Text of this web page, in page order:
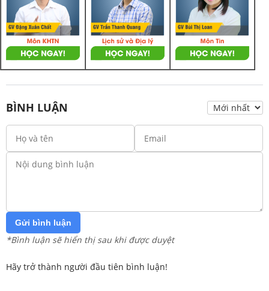
BÌNH LUẬN
Gửi bình luận
*Bình luận sẽ hiển thị sau khi được duyệt
Hãy trở thành người đầu tiên bình luận!